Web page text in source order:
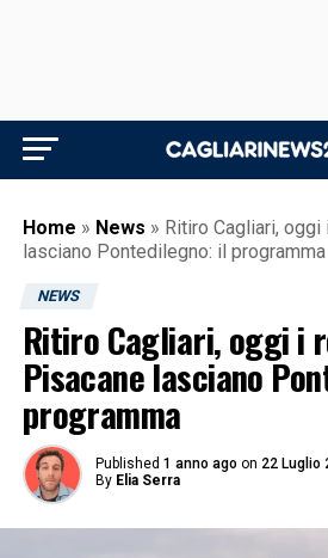
Home » News » Ritiro Cagliari,
lasciano Pontedilegno: il programma
NEWS
Ritiro Cagliari, oggi i
Pisacane lasciano
programma
Published 1 anno ago on 22 Luglio
By Elia Serra